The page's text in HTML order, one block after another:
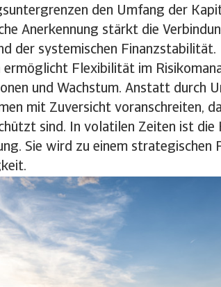
den Umfang der
Anerkennung stärkt die
der systemischen Finanzstabilität.
ermöglicht Flexibilität im
und Wachstum. Anstatt durch
mit Zuversicht voranschreiten,
sind. In volatilen Zeiten ist die
Sie wird zu einem